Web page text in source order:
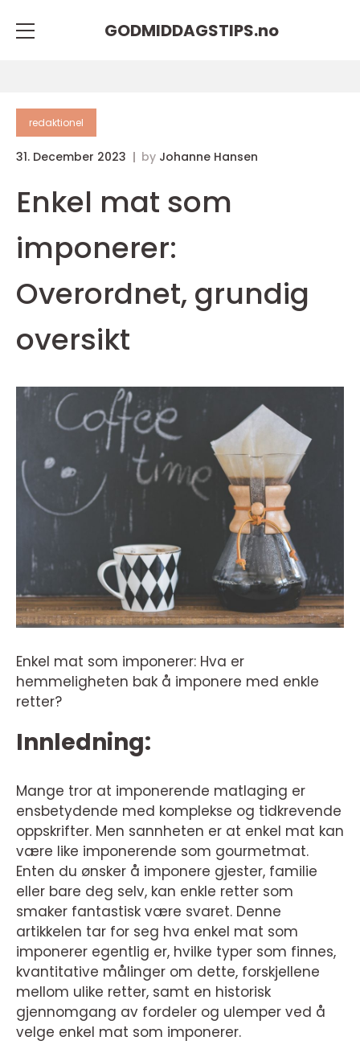
GODMIDDAGSTIPS.no
redaktionel
31. December 2023 by Johanne Hansen
Enkel mat som
imponerer:
Overordnet, grundig
oversikt
Enkel mat som imponerer: Hva er
hemmeligheten bak å imponere med enkle
retter?
Innledning:
Mange tror at imponerende matlaging er
ensbetydende med komplekse og tidkrevende
oppskrifter. Men sannheten er at enkel mat kan
være like imponerende som gourmetmat.
Enten du ønsker å imponere gjester, familie
eller bare deg selv, kan enkle retter som
smaker fantastisk være svaret. Denne
artikkelen tar for seg hva enkel mat som
imponerer egentlig er, hvilke typer som finnes,
kvantitative målinger om dette, forskjellene
mellom ulike retter, samt en historisk
gjennomgang av fordeler og ulemper ved å
velge enkel mat som imponerer.